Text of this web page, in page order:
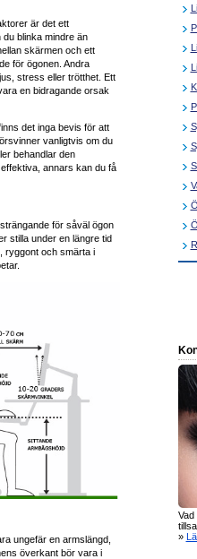
är det ett
blinka mindre än
skärmen och ett
för ögonen. Andra
stress eller trötthet. Ett
en bidragande orsak
det inga bevis för att
vanligtvis om du
behandlar den
annars kan du få
för såväl ögon
stilla under en längre tid
ryggont och smärta i
ungefär en armslängd,
överkant bör vara i
»